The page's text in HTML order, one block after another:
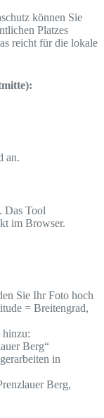
können Sie
Platzes
reicht für die lokale
an.
Das Tool
im Browser.
Sie Ihr Foto hoch
= Breitengrad,
Berg“
in
Berg,